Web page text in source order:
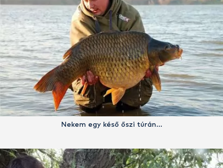
Nekem egy késő őszi túrán…